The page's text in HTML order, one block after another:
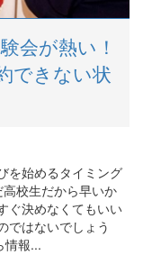
会が熱い！
できない状
を始めるタイミング
校生だから早いか
ぐ決めなくてもいい
ではないでしょう
情報...